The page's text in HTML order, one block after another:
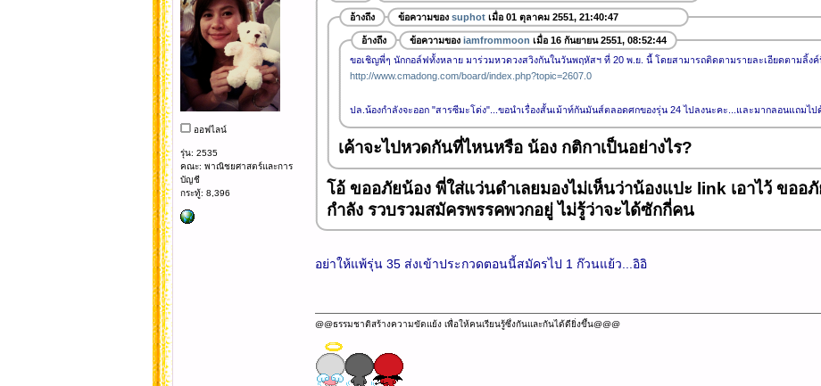
ออฟไลน์
รุ่น: 2535
คณะ: พาณิชยศาสตร์และการ
บัญชี
กระทู้: 8,396
อ้างถึง ข้อความของ suphotเมื่อ 01 ตุลาคม 2551, 21:40:47
อ้างถึง ข้อความของ iamfrommoon เมื่อ 16 กันยายน 2551, 08:52:44
ขอเชิญพี่ๆ นักกอล์ฟทั้งหลาย มาร่วมหวดวงสวิงกันในวันพฤหัสฯ ที่ 20 พ.ย. นี้ โดยสามารถติดตามรายละเอียดตามลิ้งค์
http://www.cmadong.com/board/index.php?topic=2607.0
ปล.น้องกำลังจะออก "สารซีมะโด่ง"...ขอนำเรื่องสั้นเม้าท์กันมันส์ตลอดศกของรุ่น 24 ไปลงนะคะ...และมากลอนแถมไ
เค้าจะไปหวดกันที่ไหนหรือ น้อง กติกาเป็นอย่างไร?
โอ้ ขออภัยน้อง พี่ใส่แว่นดำเลยมองไม่เห็นว่าน้องแปะ link เอาไว้ ขออภั
กำลัง รวบรวมสมัครพรรคพวกอยู่ ไม่รู้ว่าจะได้ซักกี่คน
อย่าให้แพ้รุ่น 35 ส่งเข้าประกวดตอนนี้สมัครไป 1 ก๊วนแย้ว...อิอิ
@@ธรรมชาติสร้างความขัดแย้ง เพื่อให้คนเรียนรู้ซึ่งกันและกันได้ดียิ่งขึ้น@@@